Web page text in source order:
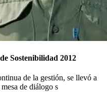
Sostenibilidad 2012
de la gestión, se llevó a
de diálogo s